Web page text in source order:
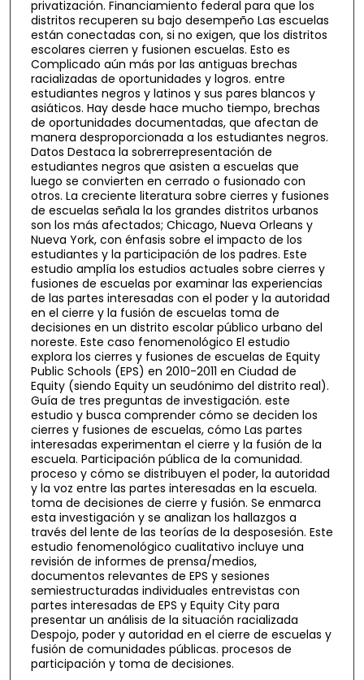
privatización. Financiamiento federal para que los
distritos recuperen su bajo desempeño Las escuelas
están conectadas con, si no exigen, que los distritos
escolares cierren y fusionen escuelas. Esto es
Complicado aún más por las antiguas brechas
racializadas de oportunidades y logros. entre
estudiantes negros y latinos y sus pares blancos y
asiáticos. Hay desde hace mucho tiempo, brechas
de oportunidades documentadas, que afectan de
manera desproporcionada a los estudiantes negros.
Datos Destaca la sobrerrepresentación de
estudiantes negros que asisten a escuelas que
luego se convierten en cerrado o fusionado con
otros. La creciente literatura sobre cierres y fusiones
de escuelas señala la los grandes distritos urbanos
son los más afectados; Chicago, Nueva Orleans y
Nueva York, con énfasis sobre el impacto de los
estudiantes y la participación de los padres. Este
estudio amplía los estudios actuales sobre cierres y
fusiones de escuelas por examinar las experiencias
de las partes interesadas con el poder y la autoridad
en el cierre y la fusión de escuelas toma de
decisiones en un distrito escolar público urbano del
noreste. Este caso fenomenológico El estudio
explora los cierres y fusiones de escuelas de Equity
Public Schools (EPS) en 2010-2011 en Ciudad de
Equity (siendo Equity un seudónimo del distrito real).
Guía de tres preguntas de investigación. este
estudio y busca comprender cómo se deciden los
cierres y fusiones de escuelas, cómo Las partes
interesadas experimentan el cierre y la fusión de la
escuela. Participación pública de la comunidad.
proceso y cómo se distribuyen el poder, la autoridad
y la voz entre las partes interesadas en la escuela.
toma de decisiones de cierre y fusión. Se enmarca
esta investigación y se analizan los hallazgos a
través del lente de las teorías de la desposesión. Este
estudio fenomenológico cualitativo incluye una
revisión de informes de prensa/medios,
documentos relevantes de EPS y sesiones
semiestructuradas individuales entrevistas con
partes interesadas de EPS y Equity City para
presentar un análisis de la situación racializada
Despojo, poder y autoridad en el cierre de escuelas y
fusión de comunidades públicas. procesos de
participación y toma de decisiones.